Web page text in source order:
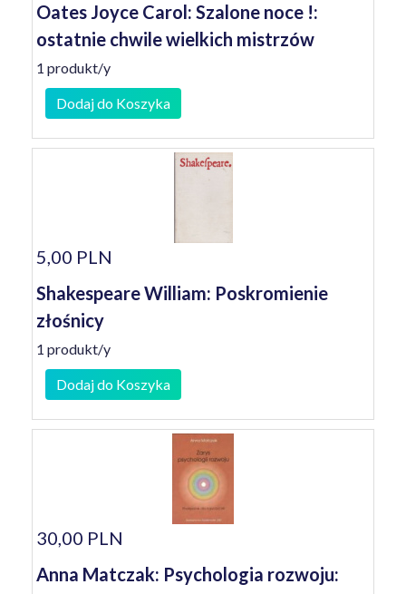
Oates Joyce Carol: Szalone noce !:
ostatnie chwile wielkich mistrzów
1 produkt/y
Dodaj do Koszyka
5,00 PLN
Shakespeare William: Poskromienie
złośnicy
1 produkt/y
Dodaj do Koszyka
30,00 PLN
Anna Matczak: Psychologia rozwoju: